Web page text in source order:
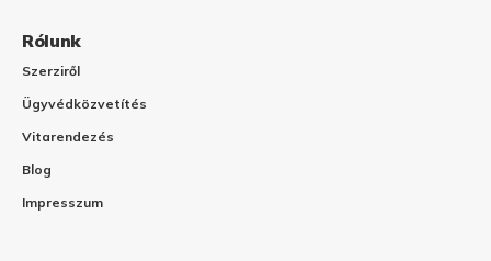
Rólunk
Szerziről
Ügyvédközvetítés
Vitarendezés
Blog
Impresszum